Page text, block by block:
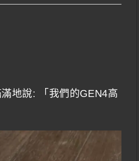
地說: 「我們的GEN4高